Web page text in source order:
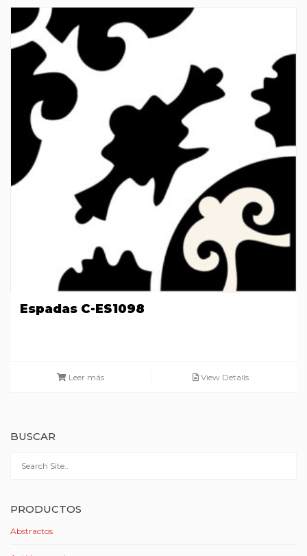
Espadas C-ES1098
Leer más View Details
BUSCAR
PRODUCTOS
Abstractos